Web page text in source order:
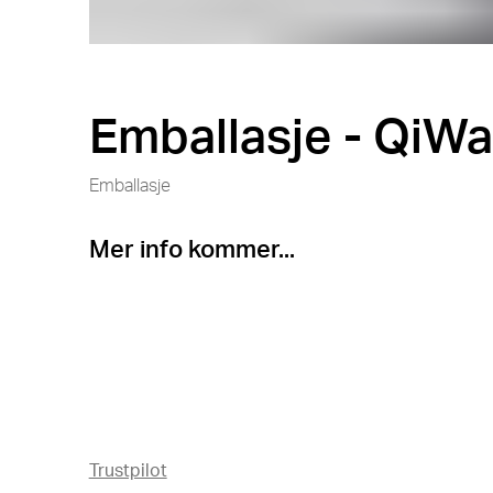
Emballasje -
Emballasje
Mer info kommer...
Trustpilot